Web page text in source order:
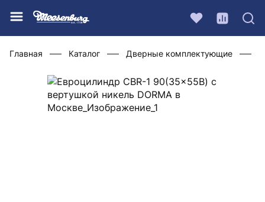
Главная Каталог Дверные комплектующие